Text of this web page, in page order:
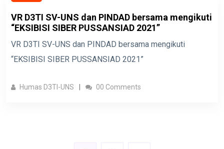
VR D3TI SV-UNS dan PINDAD bersama mengikuti
“EKSIBISI SIBER PUSSANSIAD 2021”
VR D3TI SV-UNS dan PINDAD bersama mengikuti
“EKSIBISI SIBER PUSSANSIAD 2021”
Humas D3TI-UNS 00 Comments